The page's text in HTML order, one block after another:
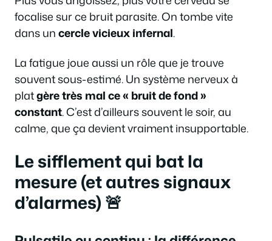
focalise sur ce bruit parasite. On tombe vite
dans uncercle vicieux infernal.
La fatigue joue aussi un rôle que je trouve
souvent sous-estimé. Un système nerveux à
platgère très mal ce « bruit de fond »
constant. C’est d’ailleurs souvent le soir, au
calme, que ça devient vraiment insupportable.
Le sifflement qui bat la
mesure (et autres signaux
d’alarmes) 🚨